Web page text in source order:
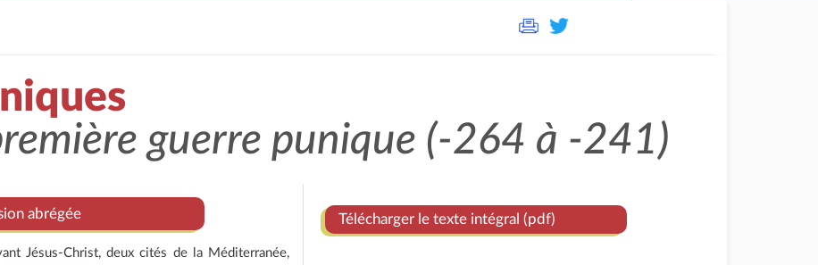
guerre punique (-264 à -241)
abrégée
Jésus-Christ, deux cités de la Méditerranée,
Télécharger le texte intégral (pdf)